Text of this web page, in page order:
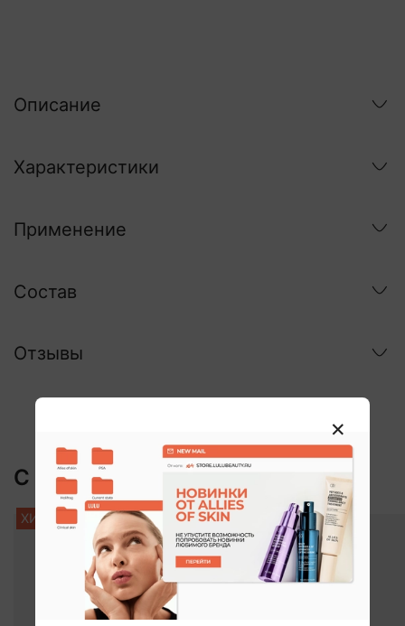
Описание
Характеристики
Применение
Состав
Отзывы
С этим покупают:
ХИТ